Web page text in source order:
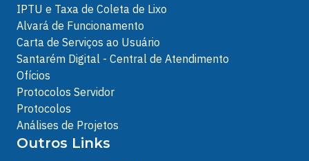
IPTU e Taxa de Coleta de Lixo
Alvará de Funcionamento
Carta de Serviços ao Usuário
Santarém Digital - Central de Atendimento
Ofícios
Protocolos Servidor
Protocolos
Análises de Projetos
Outros Links